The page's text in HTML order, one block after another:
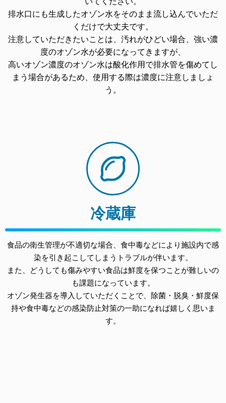
排水口にも生成したオゾン水をそのまま流し込んでいただ
くだけで大丈夫です。
注意していただきたいことは、汚れがひどい場合、強い濃
度のオゾン水が必要になってきますが、
高いオゾン濃度のオゾン水は酸化作用で排水管を傷めてし
まう場合があるため、使用する際は濃度に注意しましょ
う。
冷蔵庫
食品の衛生管理が不適切な場合、食中毒などにより施設内で感
染を引き起こしてしまうトラブルが伴います。
また、どうしても傷みやすい食品は鮮度を保つことが難しいの
も課題になっています。
オゾン発生器を導入していただくことで、除菌・脱臭・鮮度保
持や食中毒などの感染防止対策の一助になれば嬉しく思いま
す。